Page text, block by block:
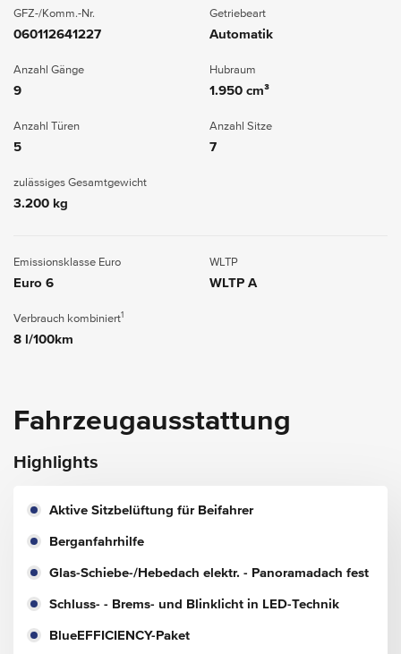
GFZ-/Komm.-Nr.
060112641227
Getriebeart
Automatik
Anzahl Gänge
9
Hubraum
1.950 cm³
Anzahl Türen
5
Anzahl Sitze
7
zulässiges Gesamtgewicht
3.200 kg
Emissionsklasse Euro
Euro 6
WLTP
WLTP A
Verbrauch kombiniert1
8 l/100km
Fahrzeugausstattung
Highlights
Aktive Sitzbelüftung für Beifahrer
Berganfahrhilfe
Glas-Schiebe-/Hebedach elektr. - Panoramadach fest
Schluss- - Brems- und Blinklicht in LED-Technik
BlueEFFICIENCY-Paket